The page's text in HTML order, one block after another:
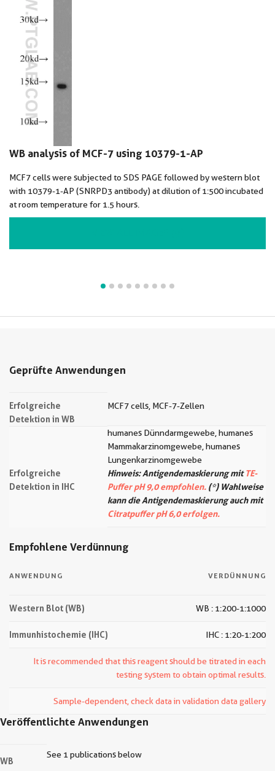
WB analysis of MCF-7 using 10379-1-AP
MCF7 cells were subjected to SDS PAGE followed by western blot
with 10379-1-AP (SNRPD3 antibody) at dilution of 1:500 incubated
at room temperature for 1.5 hours.
Geprüfte Anwendungen
Erfolgreiche
Detektion in WB
MCF7 cells, MCF-7-Zellen
Erfolgreiche
Detektion in IHC
humanes Dünndarmgewebe, humanes
Mammakarzinomgewebe, humanes
Lungenkarzinomgewebe
Hinweis: Antigendemaskierung mitTE-
Puffer pH 9,0 empfohlen. (*) Wahlweise
kann die Antigendemaskierung auch mit
Citratpuffer pH 6,0 erfolgen.
Empfohlene Verdünnung
ANWENDUNG VERDÜNNUNG
Western Blot (WB) WB : 1:200-1:1000
Immunhistochemie (IHC) IHC : 1:20-1:200
It is recommended that this reagent should be titrated in each
testing system to obtain optimal results.
Sample-dependent, check data in validation data gallery
Veröffentlichte Anwendungen
WB
See 1 publications below